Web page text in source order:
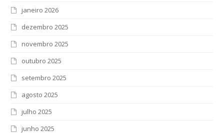
janeiro 2026
dezembro 2025
novembro 2025
outubro 2025
setembro 2025
agosto 2025
julho 2025
junho 2025